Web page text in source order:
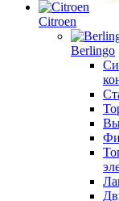
Citroen
Berlingo